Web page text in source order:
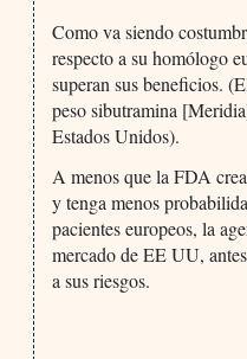
Como va siendo
respecto a su homólogo
superan sus beneficios.
peso sibutramina
Estados Unidos).
A menos que la FDA
y tenga menos
pacientes europeos, la
mercado de EE UU,
a sus riesgos.